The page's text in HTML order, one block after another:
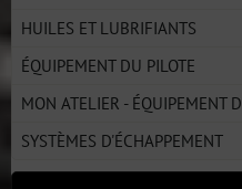
HUILES ET LUBRIFIANTS
ÉQUIPEMENT DU PILOTE
MON ATELIER - ÉQUIPEMENT
SYSTÈMES D'ÉCHAPPEMENT